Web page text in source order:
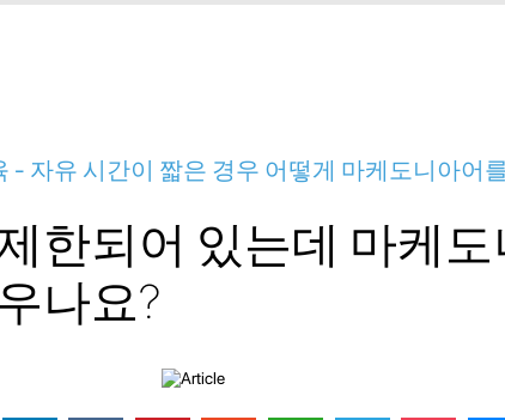
- 자유 시간이 짧은 경우 어떻게 마케도니아어
한되어 있는데 마케도
나요?